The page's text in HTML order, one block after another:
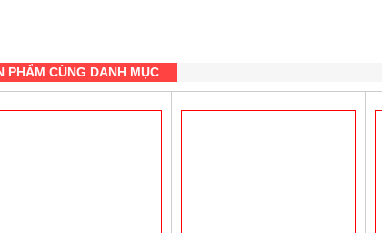
PHẨM CÙNG DANH MỤC